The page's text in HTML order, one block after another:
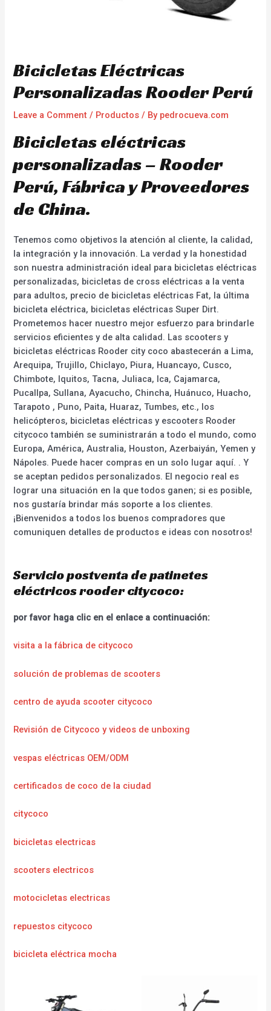
Bicicletas Eléctricas
Personalizadas Rooder Perú
Leave a Comment / Productos / By pedrocueva.com
Bicicletas eléctricas
personalizadas – Rooder
Perú, Fábrica y Proveedores
de China.
Tenemos como objetivos la atención al cliente, la calidad,
la integración y la innovación. La verdad y la honestidad
son nuestra administración ideal para bicicletas eléctricas
personalizadas, bicicletas de cross eléctricas a la venta
para adultos, precio de bicicletas eléctricas Fat, la última
bicicleta eléctrica, bicicletas eléctricas Super Dirt.
Prometemos hacer nuestro mejor esfuerzo para brindarle
servicios eficientes y de alta calidad. Las scooters y
bicicletas eléctricas Rooder city coco abastecerán a Lima,
Arequipa, Trujillo, Chiclayo, Piura, Huancayo, Cusco,
Chimbote, Iquitos, Tacna, Juliaca, Ica, Cajamarca,
Pucallpa, Sullana, Ayacucho, Chincha, Huánuco, Huacho,
Tarapoto , Puno, Paita, Huaraz, Tumbes, etc., los
helicópteros, bicicletas eléctricas y escooters Rooder
citycoco también se suministrarán a todo el mundo, como
Europa, América, Australia, Houston, Azerbaiyán, Yemen y
Nápoles. Puede hacer compras en un solo lugar aquí. . Y
se aceptan pedidos personalizados. El negocio real es
lograr una situación en la que todos ganen; si es posible,
nos gustaría brindar más soporte a los clientes.
¡Bienvenidos a todos los buenos compradores que
comuniquen detalles de productos e ideas con nosotros!
Servicio postventa de patinetes
eléctricos rooder citycoco:
por favor haga clic en el enlace a continuación:
visita a la fábrica de citycoco
solución de problemas de scooters
centro de ayuda scooter citycoco
Revisión de Citycoco y videos de unboxing
vespas eléctricas OEM/ODM
certificados de coco de la ciudad
citycoco
bicicletas electricas
scooters electricos
motocicletas electricas
repuestos citycoco
bicicleta eléctrica mocha